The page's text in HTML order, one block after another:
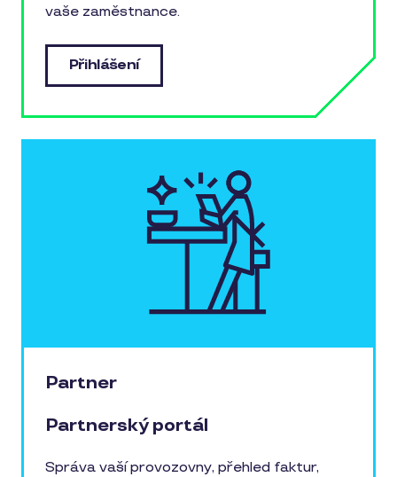
vaše zaměstnance.
Přihlášení
Partner
Partnerský portál
Správa vaší provozovny, přehled faktur,